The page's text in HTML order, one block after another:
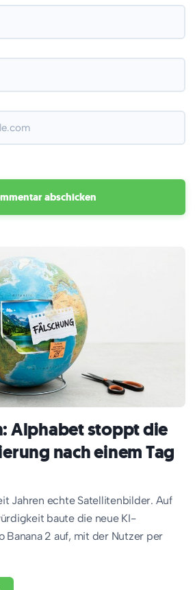
Alphabet stoppt die
nach einem Tag
Jahren echte Satellitenbilder. Auf
baute die neue KI-
Banana 2 auf, mit der Nutzer per